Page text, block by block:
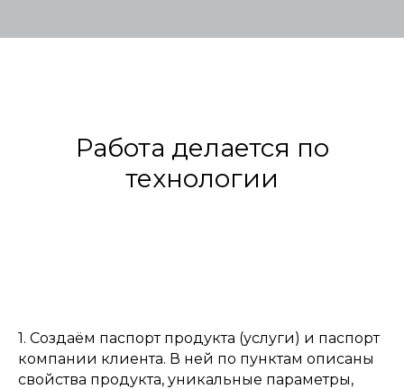
Работа делается по
технологии
1. Создаём паспорт продукта (услуги) и паспорт
компании клиента. В ней по пунктам описаны
свойства продукта, уникальные параметры,